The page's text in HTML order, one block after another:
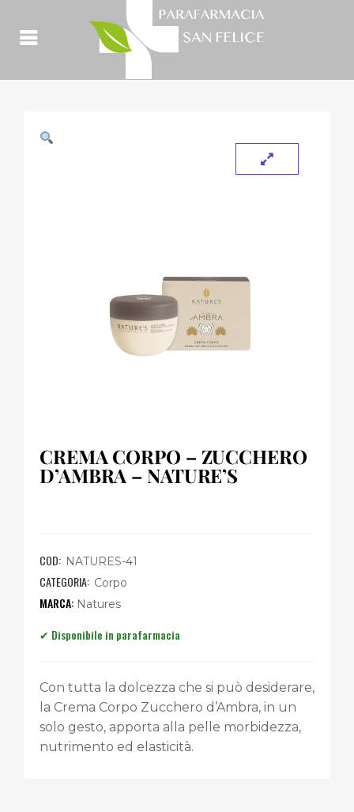
CREMA CORPO – ZUCCHERO
D’AMBRA – NATURE’S
COD: NATURES-41
CATEGORIA: Corpo
Natures
Con tutta la dolcezza che si può desiderare,
la Crema Corpo Zucchero d’Ambra, in un
solo gesto, apporta alla pelle morbidezza,
nutrimento ed elasticità.